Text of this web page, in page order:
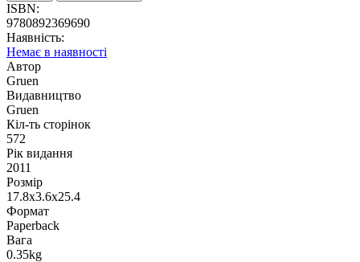
ISBN:
9780892369690
Наявність:
Немає в наявності
Автор
Gruen
Видавництво
Gruen
Кіл-ть сторінок
572
Рік видання
2011
Розмір
17.8x3.6x25.4
Формат
Paperback
Вага
0.35kg